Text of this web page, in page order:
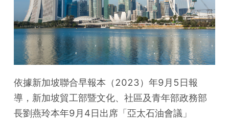
依據新加坡聯合早報本（2023）年9月5日報
導，新加坡貿工部暨文化、社區及青年部政務部
長劉燕玲本年9月4日出席「亞太石油會議」